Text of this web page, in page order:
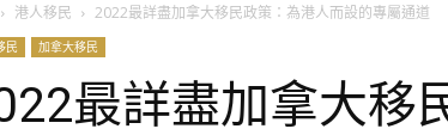
港人移民 2022最詳盡加拿大移民政策：為港人而設的專屬通道
民 加拿大移民
最詳盡加拿大移